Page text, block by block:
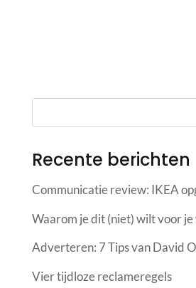
Recente berichten
Communicatie review: IKEA
Waarom je dit (niet) wilt voor
Adverteren: 7 Tips van David
Vier tijdloze reclameregels